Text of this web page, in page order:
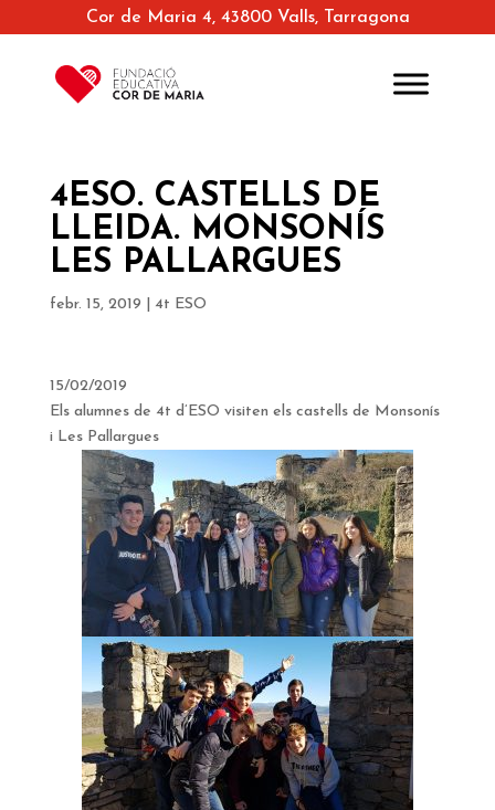
Cor de Maria 4, 43800 Valls, Tarragona
4ESO. CASTELLS DE
LLEIDA. MONSONÍS
LES PALLARGUES
febr. 15, 2019 4t ESO
15/02/2019
Els alumnes de 4t d’ESO visiten els castells de Monsonís
i Les Pallargues